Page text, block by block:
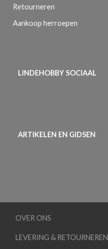
Retourneren
Aankoop herroepen
LINDEHOBBY SOCIAAL
ARTIKELEN EN GIDSEN
OVER ONS
LEVERING & RETOURNEREN